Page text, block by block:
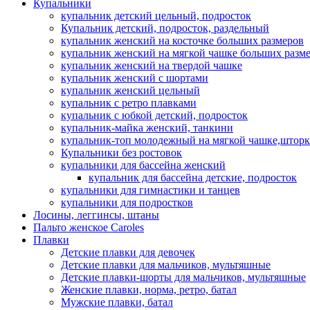
Купальники
купальник детский цельный, подросток
Купальник детский, подросток, раздельный
купальник женский на косточке больших размеров
купальник женский на мягкой чашке больших
купальник женский на твердой чашке
купальник женский с шортами
купальник женский цельный
купальник с ретро плавками
купальник с юбкой детский, подросток
купальник-майка женский, танкини
купальник-топ молодежный на мягкой
Купальники без ростовок
купальники для бассейна женский
купальник для бассейна детские, подросток
купальники для гимнастики и танцев
купальники для подростков
Лосины, леггинсы, штаны
Пальто женское Caroles
Плавки
Детские плавки для девочек
Детские плавки для мальчиков, мультяшные
Детские плавки-шорты для мальчиков, мультяшные
Женские плавки, норма, ретро, батал
Мужские плавки, батал